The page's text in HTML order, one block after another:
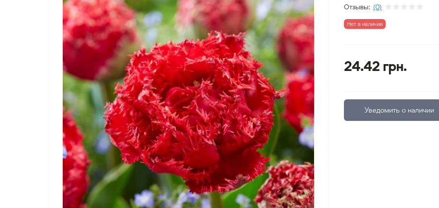
Отзывы: (0)
Нет в наличии
24.42 грн.
Уведомить о наличии